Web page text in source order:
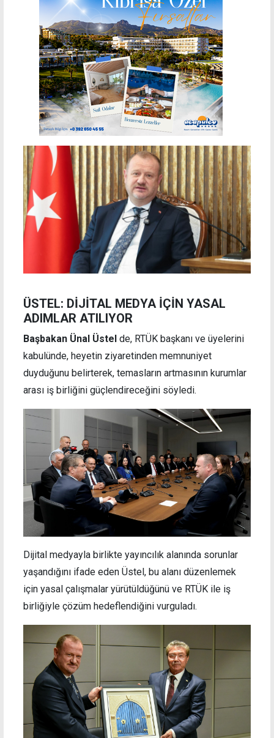
ÜSTEL: DİJİTAL MEDYA İÇİN YASAL
ADIMLAR ATILIYOR
Başbakan Ünal Üstel de, RTÜK başkanı ve üyelerini
kabulünde, heyetin ziyaretinden memnuniyet
duyduğunu belirterek, temasların artmasının kurumlar
arası iş birliğini güçlendireceğini söyledi.
Dijital medyayla birlikte yayıncılık alanında sorunlar
yaşandığını ifade eden Üstel, bu alanı düzenlemek
için yasal çalışmalar yürütüldüğünü ve RTÜK ile iş
birliğiyle çözüm hedeflendiğini vurguladı.